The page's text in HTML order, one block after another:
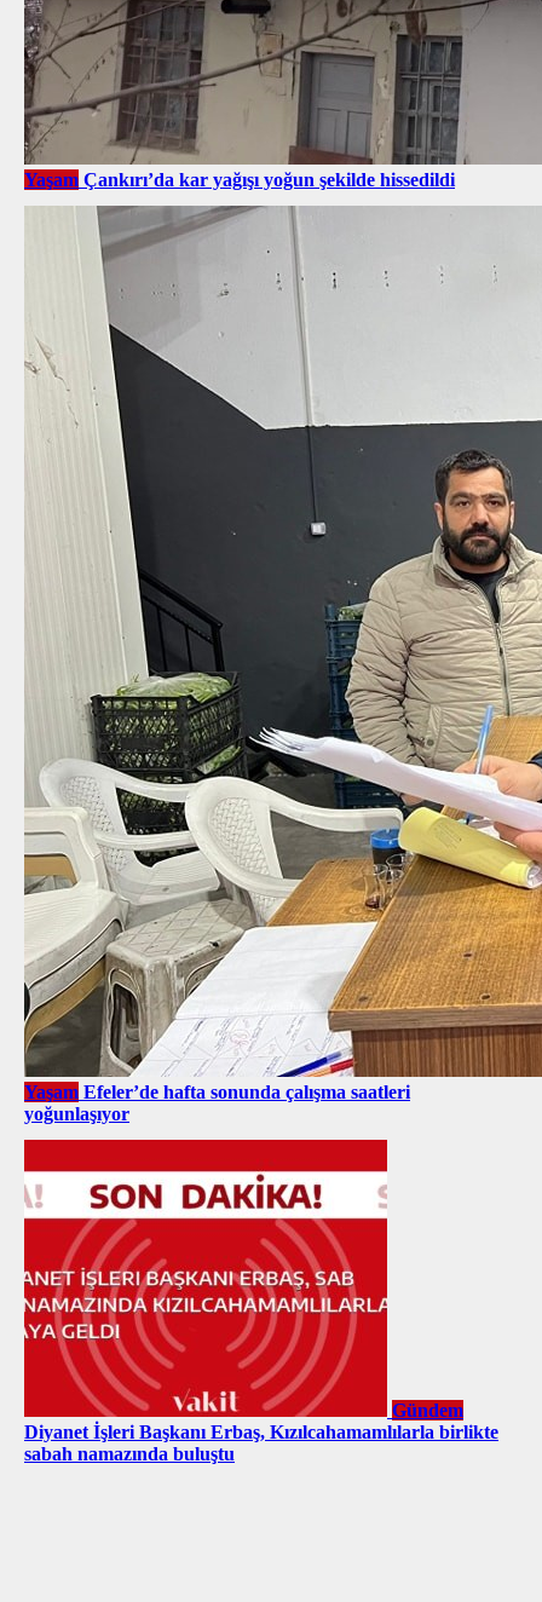
Yaşam Çankırı’da kar yağışı yoğun şekilde hissedildi
Yaşam Efeler’de hafta sonunda çalışma saatleri
yoğunlaşıyor
Gündem
Diyanet İşleri Başkanı Erbaş, Kızılcahamamlılarla birlikte
sabah namazında buluştu